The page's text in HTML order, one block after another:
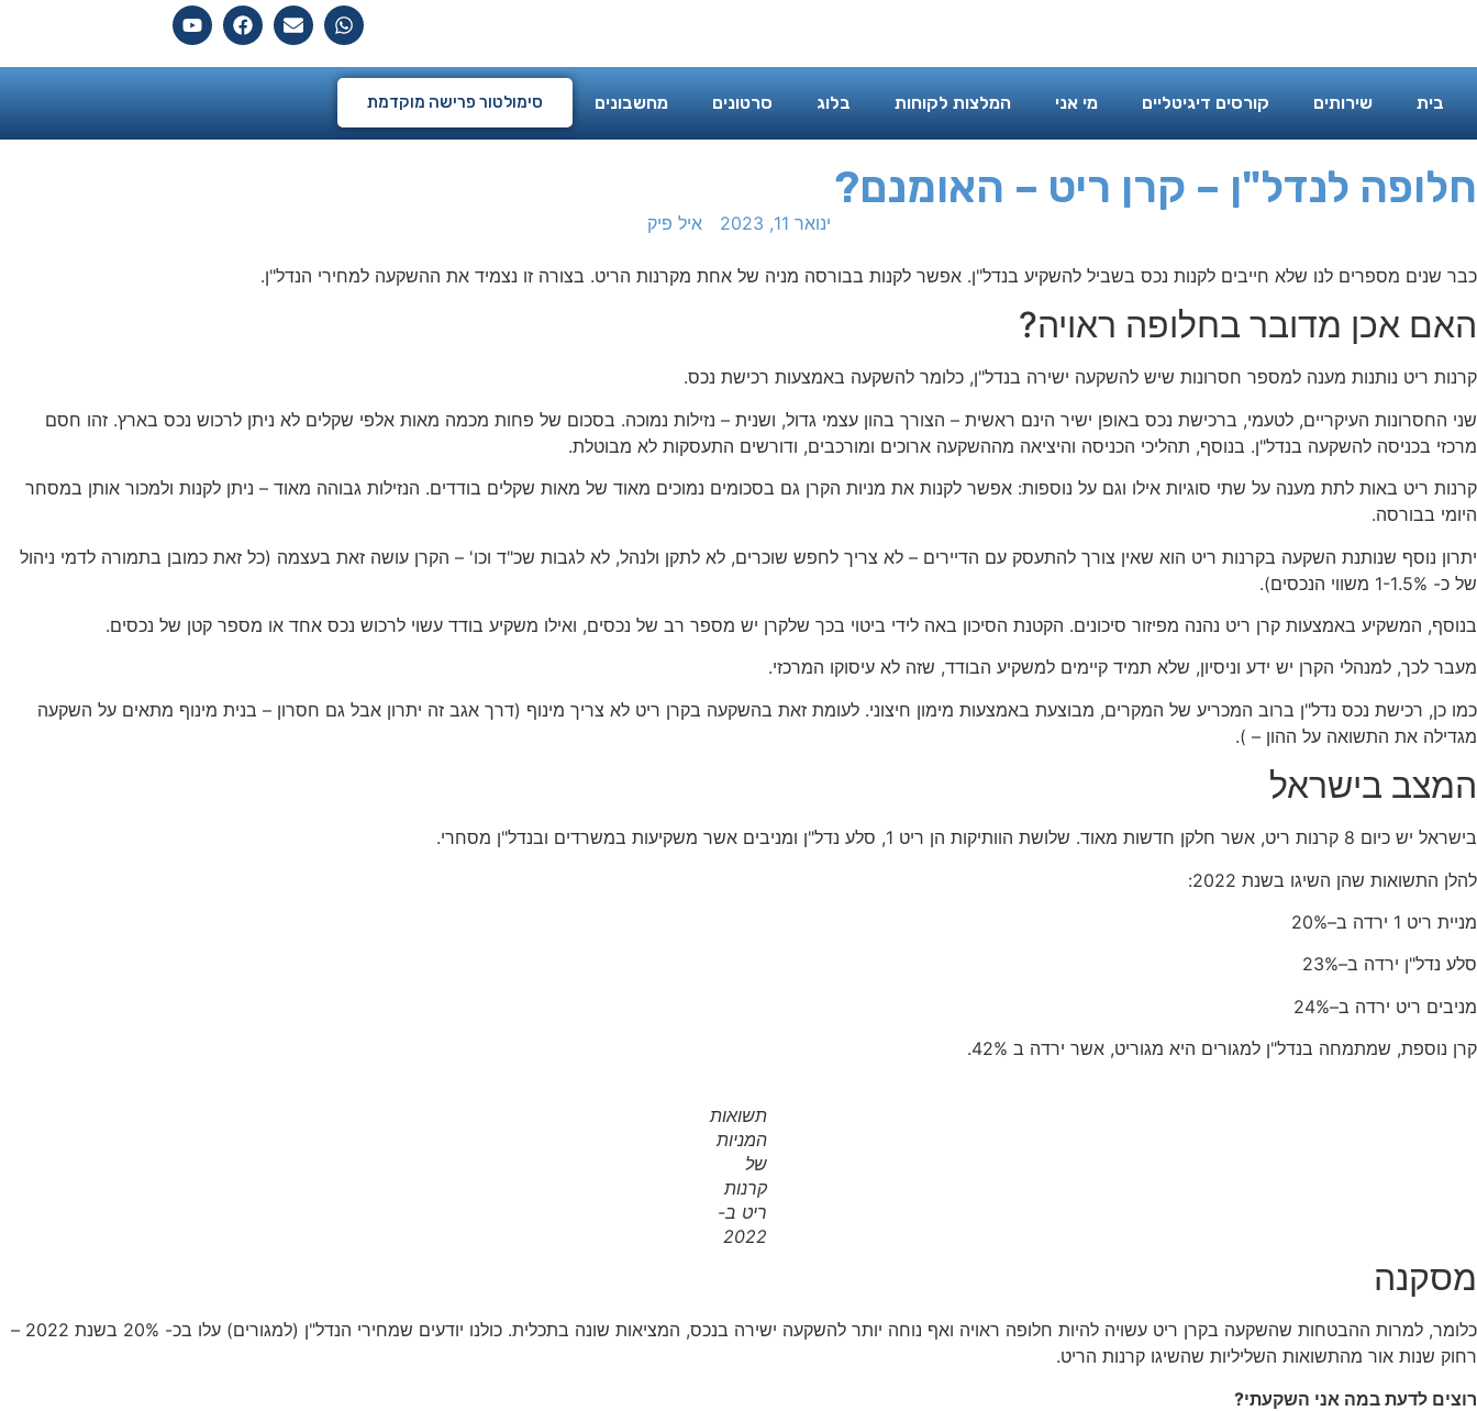
בית שירותים קורסים דיגיטליים מי אני המלצות לקוחות בלוג סרטונים מחשבונים סימולטור פרישה מוקדמת
חלופה לנדל"ן – קרן ריט – האומנם?
ינואר 11, 2023 איל פיק
כבר שנים מספרים לנו שלא חייבים לקנות נכס בשביל להשקיע בנדל"ן. אפשר לקנות בבורסה מניה של אחת מקרנות הריט. בצורה זו נצמיד את ההשקעה למחירי הנדל"ן.
האם אכן מדובר בחלופה ראויה?
קרנות ריט נותנות מענה למספר חסרונות שיש להשקעה ישירה בנדל"ן, כלומר להשקעה באמצעות רכישת נכס.
שני החסרונות העיקריים, לטעמי, ברכישת נכס באופן ישיר הינם ראשית – הצורך בהון עצמי גדול, ושנית – נזילות נמוכה. בסכום של פחות מכמה מאות אלפי שקלים לא ניתן לרכוש נכס בארץ. זהו חסם
מרכזי בכניסה להשקעה בנדל"ן. בנוסף, תהליכי הכניסה והיציאה מההשקעה ארוכים ומורכבים, ודורשים התעסקות לא מבוטלת.
קרנות ריט באות לתת מענה על שתי סוגיות אילו וגם על נוספות: אפשר לקנות את מניות הקרן גם בסכומים נמוכים מאוד של מאות שקלים בודדים. הנזילות גבוהה מאוד – ניתן לקנות ולמכור אותן במסחר
היומי בבורסה.
יתרון נוסף שנותנת השקעה בקרנות ריט הוא שאין צורך להתעסק עם הדיירים – לא צריך לחפש שוכרים, לא לתקן ולנהל, לא לגבות שכ"ד וכו' – הקרן עושה זאת בעצמה (כל זאת כמובן בתמורה לדמי ניהול
של כ- 1-1.5% משווי הנכסים).
בנוסף, המשקיע באמצעות קרן ריט נהנה מפיזור סיכונים. הקטנת הסיכון באה לידי ביטוי בכך שלקרן יש מספר רב של נכסים, ואילו משקיע בודד עשוי לרכוש נכס אחד או מספר קטן של נכסים.
מעבר לכך, למנהלי הקרן יש ידע וניסיון, שלא תמיד קיימים למשקיע הבודד, שזה לא עיסוקו המרכזי.
כמו כן, רכישת נכס נדל"ן ברוב המכריע של המקרים, מבוצעת באמצעות מימון חיצוני. לעומת זאת בהשקעה בקרן ריט לא צריך מינוף (דרך אגב זה יתרון אבל גם חסרון – בנית מינוף מתאים על השקעה
מגדילה את התשואה על ההון – ).
המצב בישראל
בישראל יש כיום 8 קרנות ריט, אשר חלקן חדשות מאוד. שלושת הוותיקות הן ריט 1, סלע נדל"ן ומניבים אשר משקיעות במשרדים ובנדל"ן מסחרי.
להלן התשואות שהן השיגו בשנת 2022:
מניית ריט 1 ירדה ב–20%
סלע נדל"ן ירדה ב–23%
מניבים ריט ירדה ב–24%
קרן נוספת, שמתמחה בנדל"ן למגורים היא מגוריט, אשר ירדה ב 42%.
תשואות
המניות
של
קרנות
ריט ב-
2022
מסקנה
כלומר, למרות ההבטחות שהשקעה בקרן ריט עשויה להיות חלופה ראויה ואף נוחה יותר להשקעה ישירה בנכס, המציאות שונה בתכלית. כולנו יודעים שמחירי הנדל"ן (למגורים) עלו בכ- 20% בשנת 2022 –
רחוק שנות אור מהתשואות השליליות שהשיגו קרנות הריט.
רוצים לדעת במה אני השקעתי?